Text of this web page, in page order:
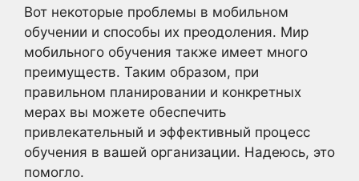
Вот некоторые проблемы в мобильном
обучении и способы их преодоления. Мир
мобильного обучения также имеет много
преимуществ. Таким образом, при
правильном планировании и конкретных
мерах вы можете обеспечить
привлекательный и эффективный процесс
обучения в вашей организации. Надеюсь, это
помогло.